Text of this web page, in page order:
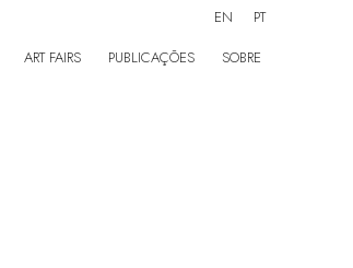
ART FAIRS PUBLICAÇÕES SOBRE
EN PT